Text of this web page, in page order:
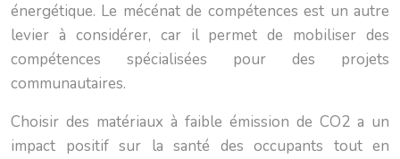
énergétique. Le mécénat de compétences est un autre
levier à considérer, car il permet de mobiliser des
compétences spécialisées pour des projets
communautaires.
Choisir des matériaux à faible émission de CO2 a un
impact positif sur la santé des occupants tout en